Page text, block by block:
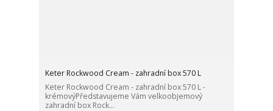
Keter Rockwood Cream - zahradní box 570 L
Keter Rockwood Cream - zahradní box 570 L -
krémovýPředstavujeme Vám velkoobjemový
zahradní box Rock...